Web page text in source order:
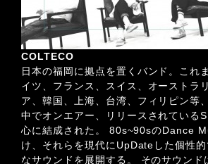
COLTECO
日本の福岡に拠点を置くバンド。これ
イツ、フランス、スイス、オーストラ
ア、韓国、上海、台湾、フィリピン等
中でオンエアー、リリースされている
心に結成された。 80s~90sのDance
け、それらを現代にUpDateした個性的
なサウンドを展開する。 そのサウンド